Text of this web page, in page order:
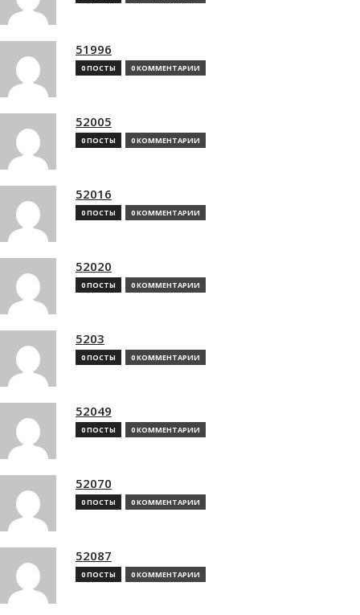
51996
0 ПОСТЫ 0 КОММЕНТАРИИ
52005
0 ПОСТЫ 0 КОММЕНТАРИИ
52016
0 ПОСТЫ 0 КОММЕНТАРИИ
52020
0 ПОСТЫ 0 КОММЕНТАРИИ
5203
0 ПОСТЫ 0 КОММЕНТАРИИ
52049
0 ПОСТЫ 0 КОММЕНТАРИИ
52070
0 ПОСТЫ 0 КОММЕНТАРИИ
52087
0 ПОСТЫ 0 КОММЕНТАРИИ